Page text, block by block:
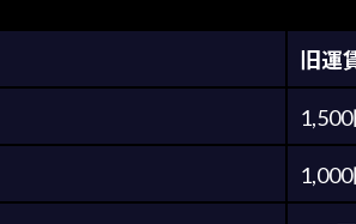
旧運